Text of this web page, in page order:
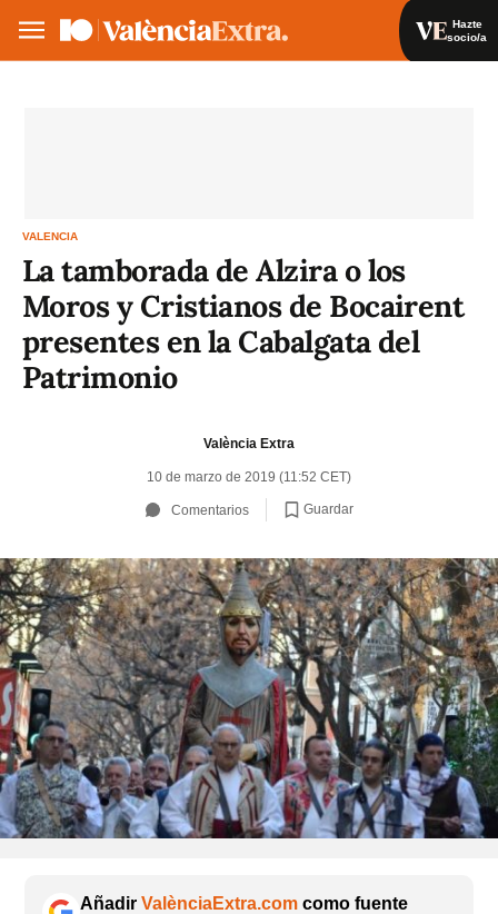
Hazte
socio/a
VALENCIA
La tamborada de Alzira o los
Moros y Cristianos de Bocairent
presentes en la Cabalgata del
Patrimonio
València Extra
10 de marzo de 2019 (11:52 CET)
Comentarios Guardar
Añadir ValènciaExtra.com como fuente